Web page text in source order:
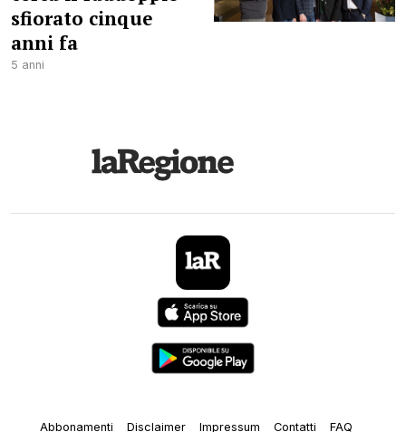
sfiorato cinque
anni fa
5 anni
Abbonamenti Disclaimer Impressum Contatti FAQ